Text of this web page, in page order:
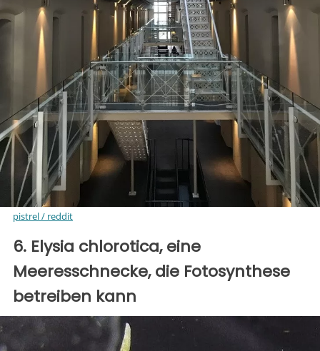
pistrel / reddit
6. Elysia chlorotica, eine
Meeresschnecke, die Fotosynthese
betreiben kann